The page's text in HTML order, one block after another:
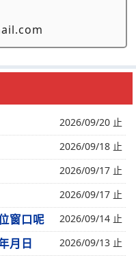
2026/09/20 止
2026/09/18 止
2026/09/17 止
2026/09/17 止
窗口呢 2026/09/14 止
月日 2026/09/13 止